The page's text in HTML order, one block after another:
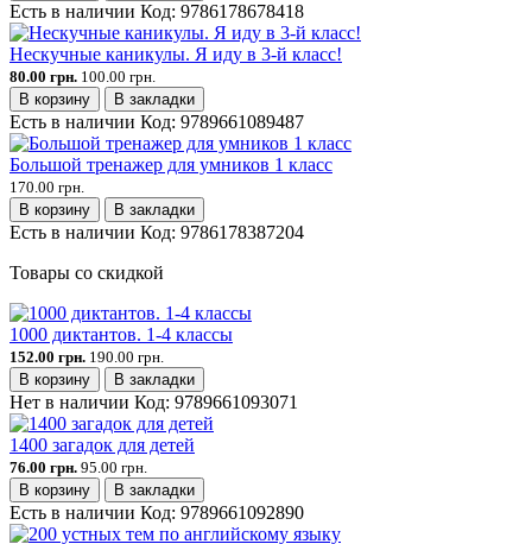
Есть в наличии Код: 9786178678418
Нескучные каникулы. Я иду в 3-й класс!
80.00 грн. 100.00 грн.
В корзину
В закладки
Есть в наличии Код: 9789661089487
Большой тренажер для умников 1 класс
170.00 грн.
В корзину
В закладки
Есть в наличии Код: 9786178387204
Товары со скидкой
1000 диктантов. 1-4 классы
152.00 грн. 190.00 грн.
В корзину
В закладки
Нет в наличии Код: 9789661093071
1400 загадок для детей
76.00 грн. 95.00 грн.
В корзину
В закладки
Есть в наличии Код: 9789661092890